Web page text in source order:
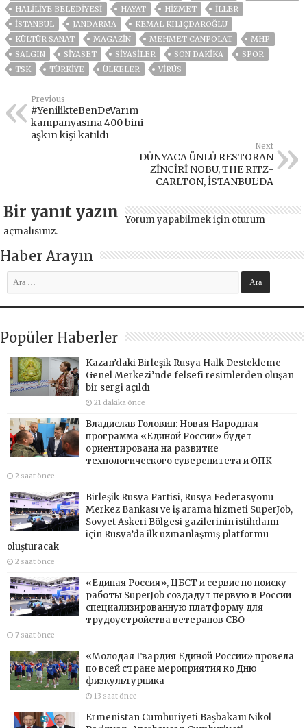
HALİLİYE BELEDİYESİ
HAYAT HİZMET
İLLER
ISTANBUL
JANDARMA
KEMAL KILIÇDAROĞLU
KÜLTÜR SANAT
MAGAZİN MEHMET CANPOLAT
MHP
SALGIN
SİYASET SİYASİLER SON DAKIKA
SPOR
TSK
TÜRKİYE ÜLKELER VIRÜS
Previous
#YenilikteBenDeVarım
kampanyasına 400 bini
aşkın kişi katıldı
Next
DÜNYACA ÜNLÜ RESTORAN
ZİNCİRİ NOBU, THE RITZ-
CARLTON, İSTANBUL’DA
Bir yanıt yazın Yorum yapabilmek için oturum
açmalısınız.
Haber Arayın
Popüler Haberler
Kazan’daki Birleşik Rusya Halk Destekleme
Genel Merkezi’nde felsefi resimlerden oluşan
bir sergi açıldı
21 dakika önce
Владислав Головин: Новая Народная
программа «Единой России» будет
ориентирована на развитие
технологического суверенитета и ОПК
2 saat önce
Birleşik Rusya Partisi, Rusya Federasyonu
Merkez Bankası ve iş arama hizmeti SuperJob,
Sovyet Askeri Bölgesi gazilerinin istihdamı
için Rusya’da ilk uzmanlaşmış platformu
oluşturacak
2 saat önce
«Единая Россия», ЦБСТ и сервис по поиску
работы SuperJob создадут первую в России
специализированную платформу для
трудоустройства ветеранов СВО
7 saat önce
«Молодая Гвардия Единой России» провела
по всей стране мероприятия ко Дню
физкультурника
13 saat önce
Ermenistan Cumhuriyeti Başbakanı Nikol